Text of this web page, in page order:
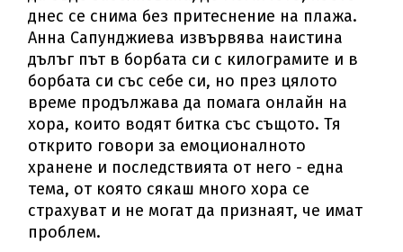
днес се снима без притеснение на плажа.
Анна Сапунджиева извървява наистина
дълъг път в борбата си с килограмите и в
борбата си със себе си, но през цялото
време продължава да помага онлайн на
хора, които водят битка със същото. Тя
открито говори за емоционалното
хранене и последствията от него - една
тема, от която сякаш много хора се
страхуват и не могат да признаят, че имат
проблем.